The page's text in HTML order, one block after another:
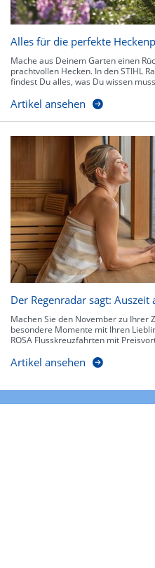
Alles für die perfekte
Mache aus Deinem Garten einen
prachtvollen Hecken. In den STIHL
findest Du alles, was Du wissen
Artikel ansehen
Der Regenradar sagt: Auszeit
Machen Sie den November zu Ihrer
besondere Momente mit Ihren
ROSA Flusskreuzfahrten mit
Artikel ansehen